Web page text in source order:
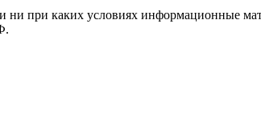
при каких условиях информационные